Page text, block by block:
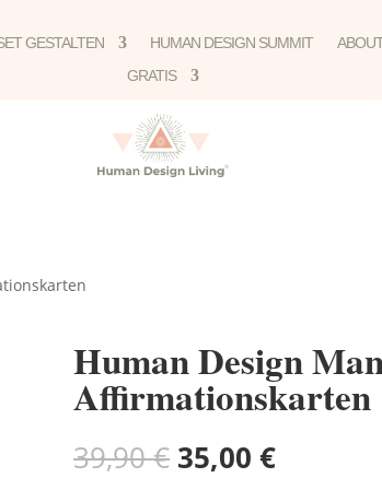
GESTALTEN HUMAN DESIGN SUMMIT
GRATIS
Human Design
Affirmationskarten
39,90€ Ursprünglicher
Preis
35,00€Aktueller